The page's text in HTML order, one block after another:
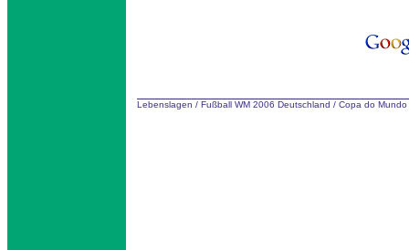
Lebenslagen / Fußball WM 2006 Deutschland / Copa do